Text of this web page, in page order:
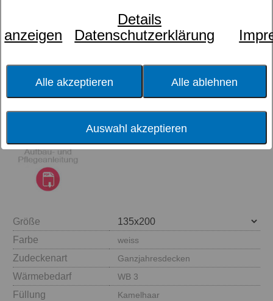
Details
anzeigen
Datenschutzerklärung
Alle akzeptieren Alle ablehnen
Auswahl akzeptieren
Größe
Farbe
weiss
Zudeckenart Ganzjahresdecken
Wärmebedarf WB 3
Füllung Kamelhaar